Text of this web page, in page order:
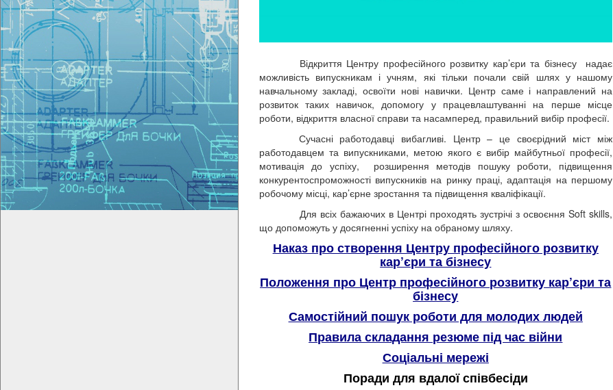
Відкриття Центру професійного розвитку кар’єри та бізнесу надає
можливість випускникам і учням, які тільки почали свій шлях у нашому
навчальному закладі, освоїти нові навички. Центр саме і направлений на
розвиток таких навичок, допомогу у працевлаштуванні на перше місце
роботи, відкриття власної справи та насамперед, правильний вибір професії.
Сучасні работодавці вибагливі. Центр – це своєрідний міст між
работодавцем та випускниками, метою якого є вибір майбутньої професії,
мотивація до успіху, розширення методів пошуку роботи, підвищення
конкурентоспроможності випускників на ринку праці, адаптація на першому
робочому місці, кар’єрне зростання та підвищення кваліфікації.
Для всіх бажаючих в Центрі проходять зустрічі з освоєння Soft skills,
що допоможуть у досягненні успіху на обраному шляху.
Наказ про створення Центру професійного розвитку
кар’єри та бізнесу
Положення про Центр професійного розвитку кар’єри та
бізнесу
Самостійний пошук роботи для молодих людей
Правила складання резюме під час війни
Соціальні мережі
Поради для вдалої співбесіди